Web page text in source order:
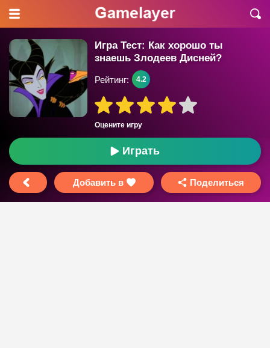
Игра Тест: Как хорошо ты
знаешь Злодеев Дисней?
Оцените игру
Рейтинг: 4.2
Играть
Добавить в Поделиться